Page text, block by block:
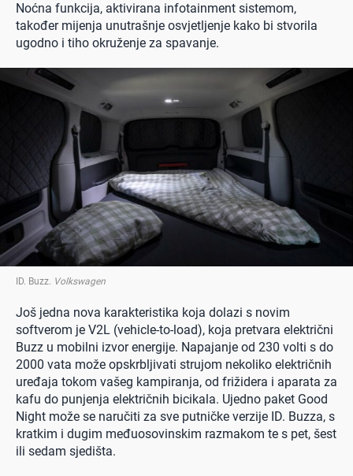
Noćna funkcija, aktivirana infotainment sistemom,
također mijenja unutrašnje osvjetljenje kako bi stvorila
ugodno i tiho okruženje za spavanje.
ID. Buzz. Volkswagen
Još jedna nova karakteristika koja dolazi s novim
softverom je V2L (vehicle-to-load), koja pretvara električni
Buzz u mobilni izvor energije. Napajanje od 230 volti s do
2000 vata može opskrbljivati strujom nekoliko električnih
uređaja tokom vašeg kampiranja, od frižidera i aparata za
kafu do punjenja električnih bicikala. Ujedno paket Good
Night može se naručiti za sve putničke verzije ID. Buzza, s
kratkim i dugim međuosovinskim razmakom te s pet, šest
ili sedam sjedišta.